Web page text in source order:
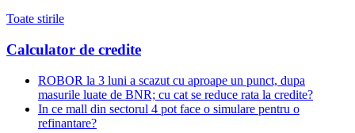
Toate stirile
Calculator de credite
ROBOR la 3 luni a scazut cu aproape un punct, dupa
masurile luate de BNR; cu cat se reduce rata la credite?
In ce mall din sectorul 4 pot face o simulare pentru o
refinantare?